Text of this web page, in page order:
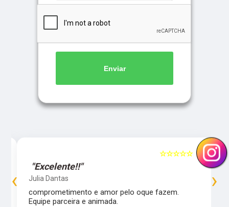
Enviar
5
☆☆☆☆☆
"Excelente!!"
Julia Dantas
comprometimento e amor pelo oque fazem.
Equipe parceira e animada.
‹ ›